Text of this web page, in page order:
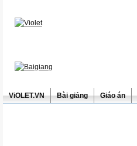
ViOLET.VN Bài giảng Giáo án